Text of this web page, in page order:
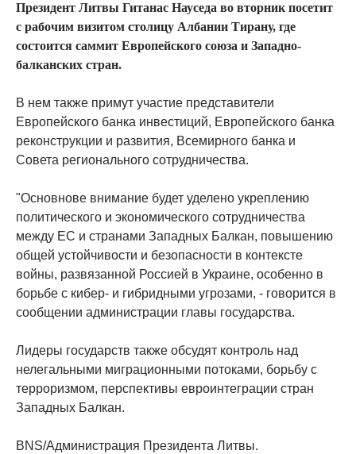
Президент Литвы Гитанас Науседа во вторник посетит
с рабочим визитом столицу Албании Тирану, где
состоится саммит Европейского союза и Западно-
балканских стран.
В нем также примут участие представители
Европейского банка инвестиций, Европейского банка
реконструкции и развития, Всемирного банка и
Совета регионального сотрудничества.
"Основнове внимание будет уделено укреплению
политического и экономического сотрудничества
между ЕС и странами Западных Балкан, повышению
общей устойчивости и безопасности в контексте
войны, развязанной Россией в Украине, особенно в
борьбе с кибер- и гибридными угрозами, - говорится в
сообщении администрации главы государства.
Лидеры государств также обсудят контроль над
нелегальными миграционными потоками, борьбу с
терроризмом, перспективы евроинтеграции стран
Западных Балкан.
BNS/Администрация Президента Литвы.